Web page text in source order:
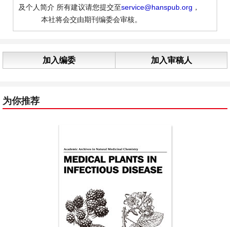
及个人简介 所有建议请您提交至service@hanspub.org ，
本社将会交由期刊编委会审核。
加入编委 加入审稿人
为你推荐